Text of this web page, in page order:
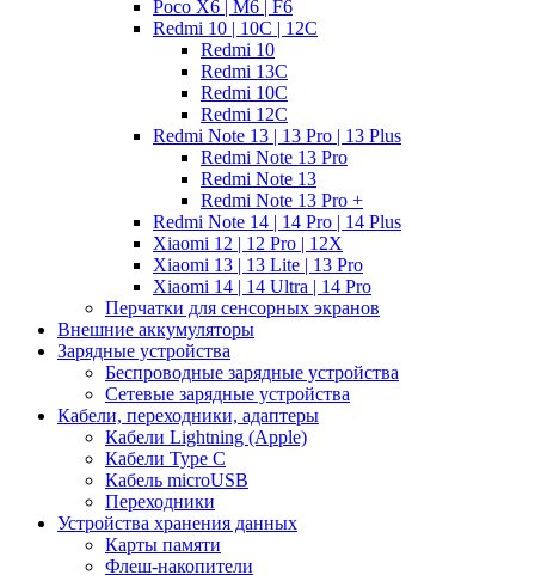
Poco X6 | M6 | F6
Redmi 10 | 10C | 12C
Redmi 10
Redmi 13C
Redmi 10C
Redmi 12C
Redmi Note 13 | 13 Pro | 13 Plus
Redmi Note 13 Pro
Redmi Note 13
Redmi Note 13 Pro +
Redmi Note 14 | 14 Pro | 14 Plus
Xiaomi 12 | 12 Pro | 12X
Xiaomi 13 | 13 Lite | 13 Pro
Xiaomi 14 | 14 Ultra | 14 Pro
Перчатки для сенсорных экранов
Внешние аккумуляторы
Зарядные устройства
Беспроводные зарядные устройства
Сетевые зарядные устройства
Кабели, переходники, адаптеры
Кабели Lightning (Apple)
Кабели Type C
Кабель microUSB
Переходники
Устройства хранения данных
Карты памяти
Флеш-накопители